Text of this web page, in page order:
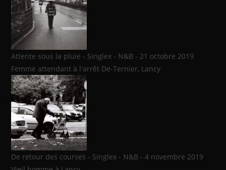
Attente sous la pluie - Singlex - N&B - 21 octobre 2019
Femme attendant à l'arrêt De-Ternier, Lancy
De retour des courses - Singlex - N&B - 4 novembre 2019